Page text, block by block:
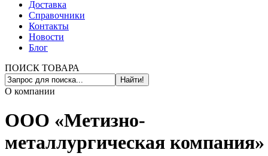
Доставка
Справочники
Контакты
Новости
Блог
ПОИСК ТОВАРА
Найти!
О компании
ООО «Метизно-
металлургическая компания»